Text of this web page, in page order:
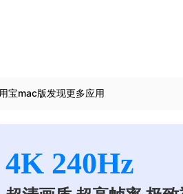
宝mac版发现更多应用
4K 240Hz